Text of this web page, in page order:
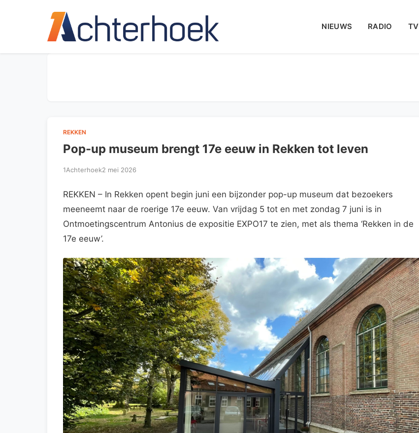
NIEUWS RADIO TV
REKKEN
Pop-up museum brengt 17e eeuw in Rekken tot leven
1Achterhoek2 mei 2026
REKKEN – In Rekken opent begin juni een bijzonder pop-up museum dat bezoekers
meeneemt naar de roerige 17e eeuw. Van vrijdag 5 tot en met zondag 7 juni is in
Ontmoetingscentrum Antonius de expositie EXPO17 te zien, met als thema ‘Rekken in de
17e eeuw’.